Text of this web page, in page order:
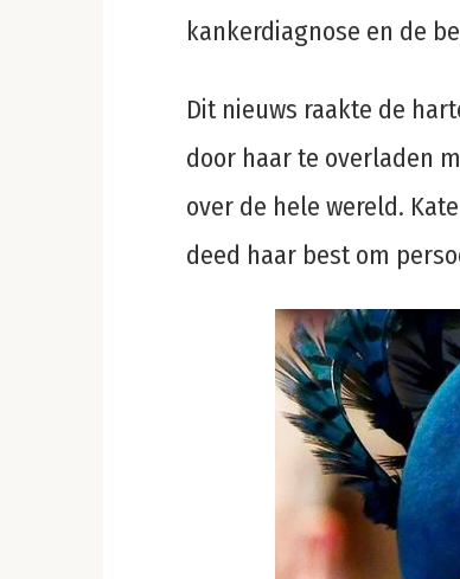
kankerdiagnose en de
Dit nieuws raakte de
door haar te overladen
over de hele wereld.
deed haar best om